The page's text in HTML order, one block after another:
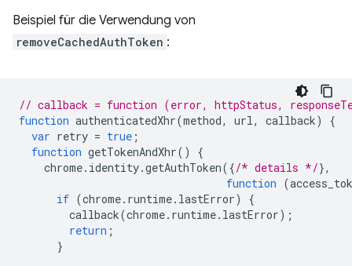
Beispiel für die Verwendung von
removeCachedAuthToken :
// callback = function (error, httpStatus,
function authenticatedXhr(method, url, callback)
{
var retry = true ;
function getTokenAndXhr()
{
chrome. identity.getAuthToken({/* details */},
function (
if (chrome. runtime. lastError)
{
callback(chrome. runtime. lastError);
return ;
}